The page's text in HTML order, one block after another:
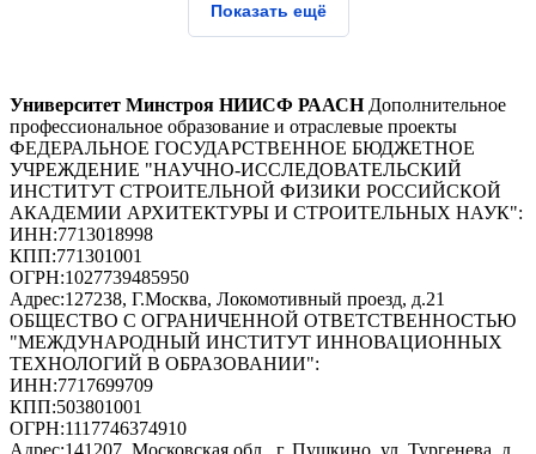
Показать ещё
Университет Минстроя НИИСФ РААСН Дополнительное
профессиональное образование и отраслевые проекты
ФЕДЕРАЛЬНОЕ ГОСУДАРСТВЕННОЕ БЮДЖЕТНОЕ
УЧРЕЖДЕНИЕ "НАУЧНО-ИССЛЕДОВАТЕЛЬСКИЙ
ИНСТИТУТ СТРОИТЕЛЬНОЙ ФИЗИКИ РОССИЙСКОЙ
АКАДЕМИИ АРХИТЕКТУРЫ И СТРОИТЕЛЬНЫХ НАУК":
ИНН:7713018998
КПП:771301001
ОГРН:1027739485950
Адрес:127238, Г.Москва, Локомотивный проезд, д.21
ОБЩЕСТВО С ОГРАНИЧЕННОЙ ОТВЕТСТВЕННОСТЬЮ
"МЕЖДУНАРОДНЫЙ ИНСТИТУТ ИННОВАЦИОННЫХ
ТЕХНОЛОГИЙ В ОБРАЗОВАНИИ":
ИНН:7717699709
КПП:503801001
ОГРН:1117746374910
Адрес:141207, Московская обл., г. Пушкино, ул. Тургенева, д.